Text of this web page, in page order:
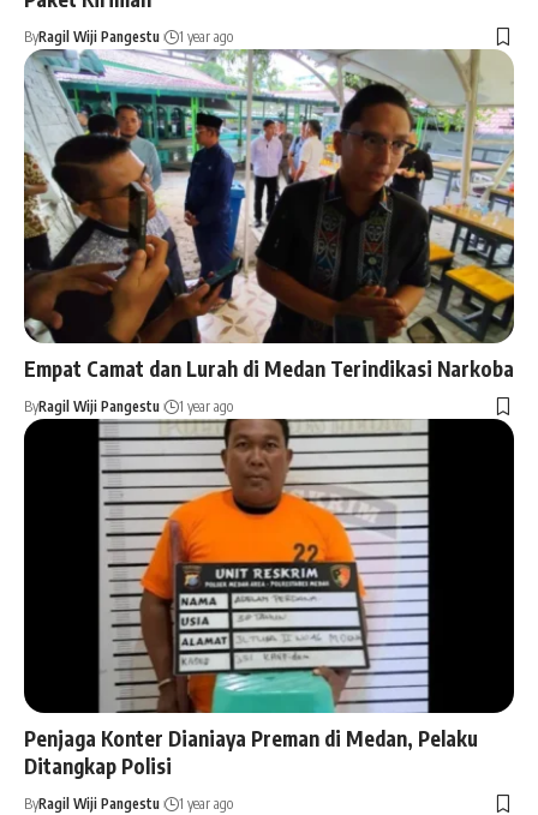
ByRagil Wiji Pangestu 1 year ago
Empat Camat dan Lurah di Medan Terindikasi Narkoba
ByRagil Wiji Pangestu 1 year ago
Penjaga Konter Dianiaya Preman di Medan, Pelaku
Ditangkap Polisi
ByRagil Wiji Pangestu 1 year ago